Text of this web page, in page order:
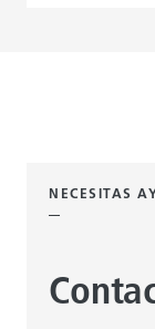
NECESITAS